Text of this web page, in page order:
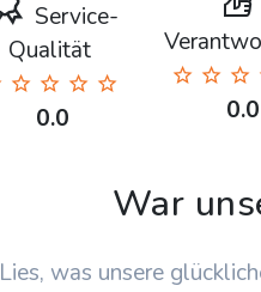
Service-
Qualität
0.0 0.0
War
Lies, was unsere